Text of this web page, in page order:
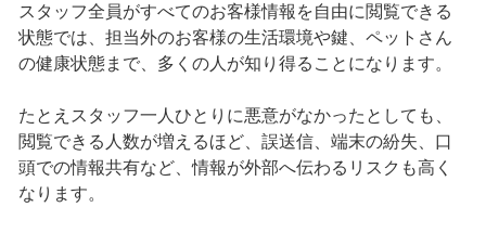
スタッフ全員がすべてのお客様情報を自由に閲覧できる
状態では、担当外のお客様の生活環境や鍵、ペットさん
の健康状態まで、多くの人が知り得ることになります。
たとえスタッフ一人ひとりに悪意がなかったとしても、
閲覧できる人数が増えるほど、誤送信、端末の紛失、口
頭での情報共有など、情報が外部へ伝わるリスクも高く
なります。